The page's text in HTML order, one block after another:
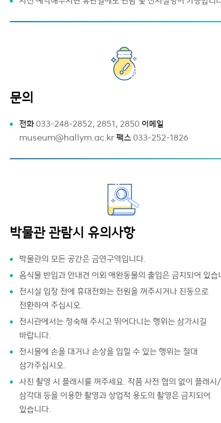
문의
전화033-248-2852, 2851, 2850 이메일
museum@hallym.ac.kr팩스033-252-1826
박물관 관람시 유의사항
박물관의 모든 공간은 금연구역입니다.
음식물 반입과 안내견 이외 애완동물의 출입은 금지되어 있습
전시실 입장 전에 휴대전화는 전원을 꺼주시거나 진동으로
전환하여 주십시오.
전시관에서는 정숙해 주시고 뛰어다니는 행위는 삼가시길
바랍니다.
전시물에 손을 대거나 손상을 입힐 수 있는 행위는 절대
삼가주십시오.
사진 촬영 시 플래시를 꺼주세요. 작품 사전 협의 없이 플래시/
삼각대 등을 이용한 촬영과 상업적 용도의 촬영은 금지되어
있습니다.